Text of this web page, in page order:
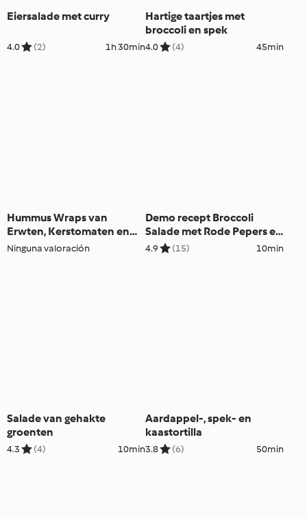
Eiersalade met curry
4.0 (2) 1h 30min
Hartige taartjes met
broccoli en spek
4.0 (4) 45min
Hummus Wraps van
Erwten, Kerstomaten en
Feta
Ninguna valoración
Demo recept Broccoli
Salade met Rode Pepers en
Pijnboompitten
4.9 (15) 10min
Salade van gehakte
groenten
4.3 (4) 10min
Aardappel-, spek- en
kaastortilla
3.8 (6) 50min